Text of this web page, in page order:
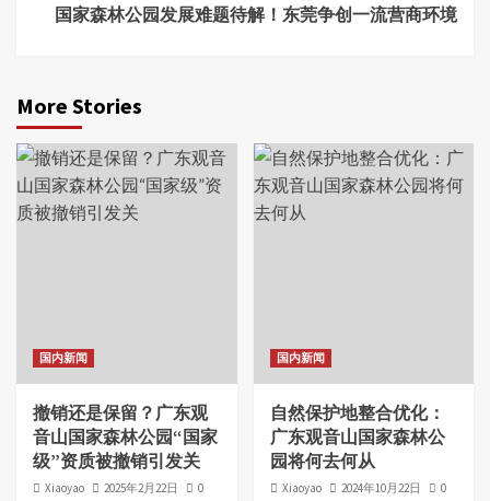
国家森林公园发展难题待解！东莞争创一流营商环境
More Stories
国内新闻
撤销还是保留？广东观
音山国家森林公园“国家
级”资质被撤销引发关
Xiaoyao 2025年2月22日 0
国内新闻
自然保护地整合优化：
广东观音山国家森林公
园将何去何从
Xiaoyao 2024年10月22日 0